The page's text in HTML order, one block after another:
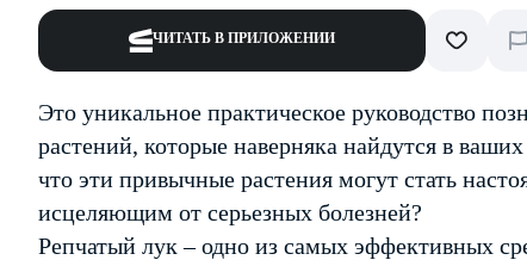
ЧИТАТЬ В ПРИЛОЖЕНИИ
Это уникальное практическое руководство
растений, которые наверняка найдутся в
что эти привычные растения могут стать
исцеляющим от серьезных болезней?
Репчатый лук – одно из самых эффективных